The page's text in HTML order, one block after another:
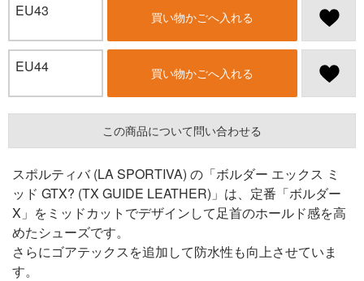
EU43 買い物かごへ入れる
EU44 買い物かごへ入れる
この商品について問い合わせる
スポルティバ (LA SPORTIVA) の「ボルダー エックス ミ
ッド GTX? (TX GUIDE LEATHER)」は、定番「ボルダー
X」をミッドカットでデザインして足首のホールド感を高
めたシューズです。
さらにゴアテックスを追加して防水性も向上させていま
す。